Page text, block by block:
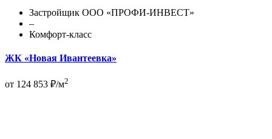
Застройщик ООО «ПРОФИ-ИНВЕСТ»
–
Комфорт-класс
ЖК «Новая Ивантеевка»
от 124 853 ₽/м2